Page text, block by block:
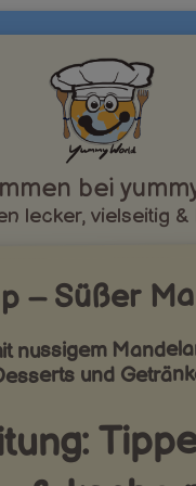
bei
lecker, vielseitig
– Süßer
nussigem
und